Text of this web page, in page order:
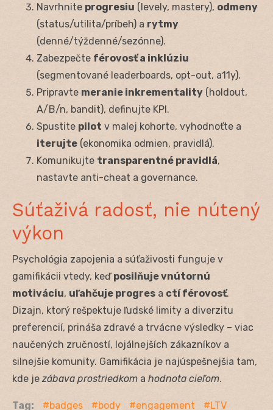
Navrhnite progresiu (levely, mastery), odmeny
(status/utilita/príbeh) a rytmy
(denné/týždenné/sezónne).
Zabezpečte férovosť a inklúziu
(segmentované leaderboards, opt-out, a11y).
Pripravte meranie inkrementality (holdout,
A/B/n, bandit), definujte KPI.
Spustite pilot v malej kohorte, vyhodnoťte a
iterujte (ekonomika odmien, pravidlá).
Komunikujte transparentné pravidlá,
nastavte anti-cheat a governance.
Súťaživá radosť, nie nútený
výkon
Psychológia zapojenia a súťaživosti funguje v
gamifikácii vtedy, keď posilňuje vnútornú
motiváciu, uľahčuje progres a ctí férovosť.
Dizajn, ktorý rešpektuje ľudské limity a diverzitu
preferencií, prináša zdravé a trvácne výsledky – viac
naučených zručností, lojálnejších zákazníkov a
silnejšie komunity. Gamifikácia je najúspešnejšia tam,
kde jezábava prostriedkom a hodnota cieľom.
Tag: badges body engagement
LTV